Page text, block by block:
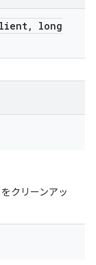
,
long
クリーンアッ